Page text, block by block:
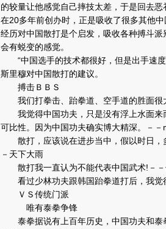
的较量让他感觉自己摔技太差，于是回去
在20多年前创办时，正是吸收了很多其他
经历对中国散打是个启发，吸收各种搏斗
会有蜕变的感觉。
“中国选手的技术都很好，但是出手速度
斯里穆对中国散打的建议。
搏击ＢＢＳ
我们打拳击、跆拳道、空手道的胜面很
我觉得中国功夫，只是没有浮上水面来
可比性。因为中国功夫确实博大精深。－－
散打，应该说在进步当中，假以时日，
－天下大雨
散打我一直认为不能代表中国武术!－－
看过少林功夫跟韩国跆拳道打后，我觉
ＶＳ传统门派
唯有泰拳争锋
泰拳据说有上百年历史，中国功夫和泰